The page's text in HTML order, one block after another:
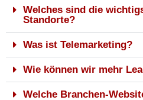
Welches sind die
Standorte?
Was ist Telemarketing?
Wie können wir mehr
Welche Branchen-